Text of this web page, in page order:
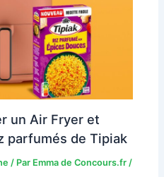
un Air Fryer et
parfumés de Tipiak
/ Par Emma de Concours.fr /